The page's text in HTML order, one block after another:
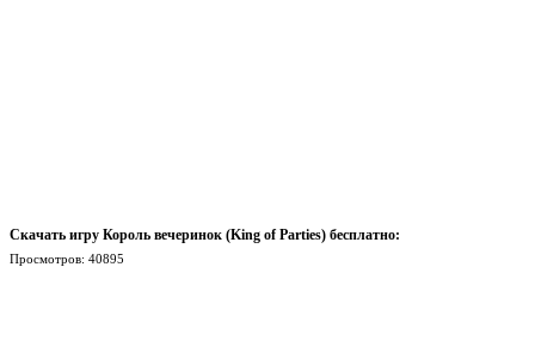
Скачать игру Король вечеринок (King of Parties) бесплатно:
Просмотров: 40895